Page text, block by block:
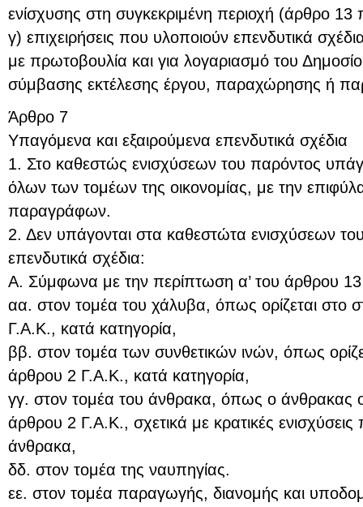
ενίσχυσης στη συγκεκριμένη περιοχή (άρθρο
γ) επιχειρήσεις που υλοποιούν επενδυτικά
με πρωτοβουλία και για λογαριασμό του
σύμβασης εκτέλεσης έργου, παραχώρησης ή
Άρθρο 7
Υπαγόμενα και εξαιρούμενα επενδυτικά σχέδια
1. Στο καθεστώς ενισχύσεων του παρόντος
όλων των τομέων της οικονομίας, με την
παραγράφων.
2. Δεν υπάγονται στα καθεστώτα ενισχύσεων
επενδυτικά σχέδια:
Α. Σύμφωνα με την περίπτωση α’ του άρθρου
αα. στον τομέα του χάλυβα, όπως ορίζεται στο
Γ.Α.Κ., κατά κατηγορία,
ββ. στον τομέα των συνθετικών ινών, όπως
άρθρου 2 Γ.Α.Κ., κατά κατηγορία,
γγ. στον τομέα του άνθρακα, όπως ο άνθρακας
άρθρου 2 Γ.Α.Κ., σχετικά με κρατικές ενισχύσεις
άνθρακα,
δδ. στον τομέα της ναυπηγίας.
εε. στον τομέα παραγωγής, διανομής και